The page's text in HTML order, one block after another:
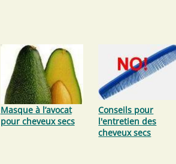
Masque à l’avocat
pour cheveux secs
Conseils pour
l'entretien des
cheveux secs